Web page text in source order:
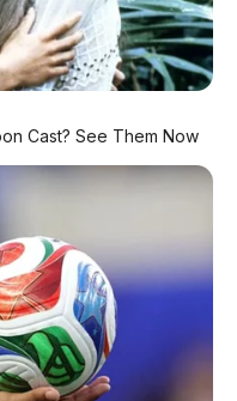
DENPASAR
2013 Manual – Hitam
Matic 2017 –
68.000 KM! Siap Pakai
Ultimate 2023
Pajak Panjang!
Cast? See Them Now